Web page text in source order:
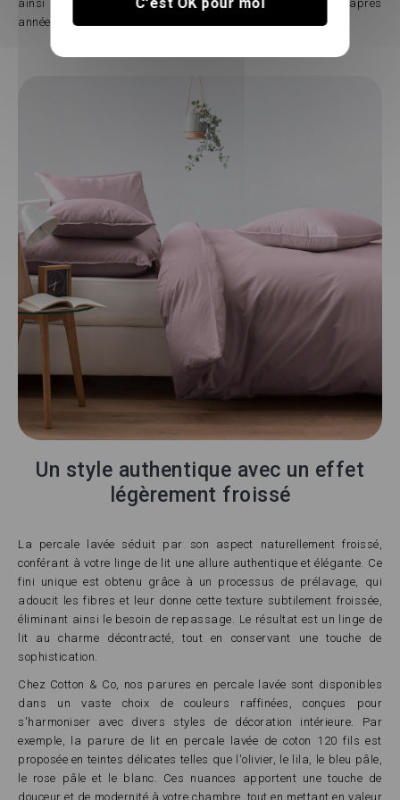
ainsi un linge de lit aussi beau que confortable année après
année.
Un style authentique avec un effet
légèrement froissé
La percale lavée séduit par son aspect naturellement froissé,
conférant à votre linge de lit une allure authentique et élégante. Ce
fini unique est obtenu grâce à un processus de prélavage, qui
adoucit les fibres et leur donne cette texture subtilement froissée,
éliminant ainsi le besoin de repassage. Le résultat est un linge de
lit au charme décontracté, tout en conservant une touche de
sophistication.
Chez Cotton & Co, nos parures en percale lavée sont disponibles
dans un vaste choix de couleurs raffinées, conçues pour
s'harmoniser avec divers styles de décoration intérieure. Par
exemple, la parure de lit en percale lavée de coton 120 fils est
proposée en teintes délicates telles que l'olivier, le lila, le bleu pâle,
le rose pâle et le blanc. Ces nuances apportent une touche de
douceur et de modernité à votre chambre, tout en mettant en valeur